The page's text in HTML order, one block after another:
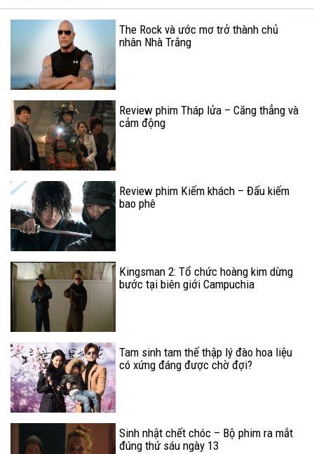
The Rock và ước mơ trở thành chủ
nhân Nhà Trắng
Review phim Tháp lửa – Căng thẳng và
cảm động
Review phim Kiếm khách – Đấu kiếm
bao phê
Kingsman 2: Tổ chức hoàng kim dừng
bước tại biên giới Campuchia
Tam sinh tam thế thập lý đào hoa liệu
có xứng đáng được chờ đợi?
Sinh nhật chết chóc – Bộ phim ra mắt
đúng thứ sáu ngày 13